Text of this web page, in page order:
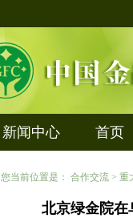
新闻中心 首页
您当前位置是： 合作交流 > 重
北京绿金院在